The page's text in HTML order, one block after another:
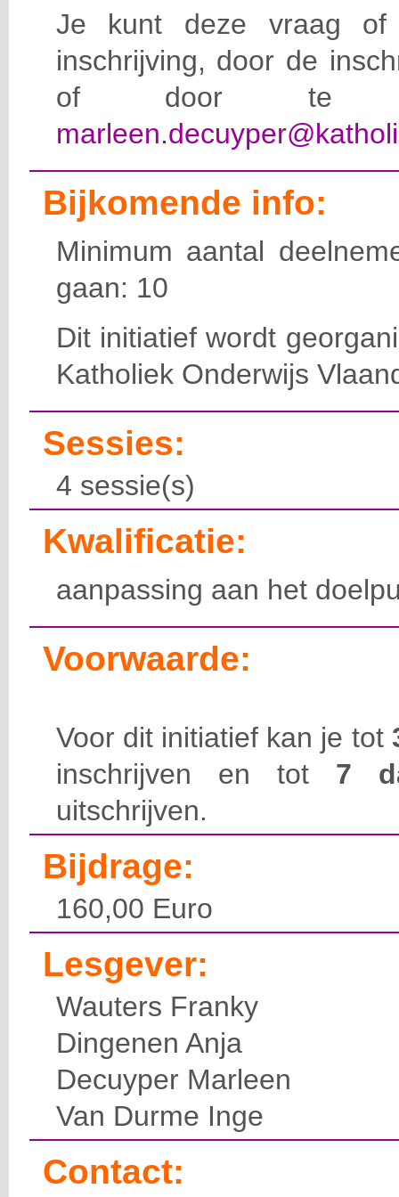
Je kunt deze vraag of
inschrijving, door de
of door te e-
Bijkomende info:
Minimum aantal
gaan: 10
Dit initiatief wordt
Katholiek Onderwijs
Sessies:
4 sessie(s)
Kwalificatie:
aanpassing aan het
Voorwaarde:
Voor dit initiatief kan je tot
inschrijven en tot 7
uitschrijven.
Bijdrage:
160,00 Euro
Lesgever:
Wauters Franky
Dingenen Anja
Decuyper Marleen
Van Durme Inge
Contact: